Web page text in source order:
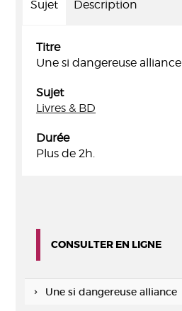
Sujet Description
Titre
Une si dangereuse alliance
Sujet
Livres & BD
Durée
Plus de 2h.
CONSULTER EN LIGNE
Une si dangereuse alliance